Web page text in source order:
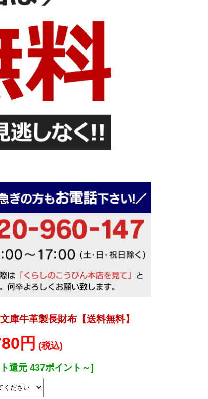
庫牛革製長財布【送料無料】
円 (税込)
還元 437ポイント～]